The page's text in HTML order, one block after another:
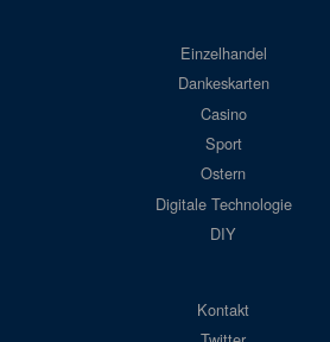
Einzelhandel
Dankeskarten
Casino
Sport
Ostern
Digitale Technologie
DIY
Kontakt